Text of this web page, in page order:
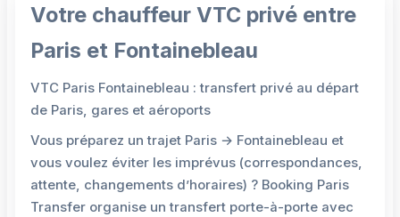
Votre chauffeur VTC privé entre
Paris et Fontainebleau
VTC Paris Fontainebleau : transfert privé au départ
de Paris, gares et aéroports
Vous préparez un trajet Paris → Fontainebleau et
vous voulez éviter les imprévus (correspondances,
attente, changements d’horaires) ? Booking Paris
Transfer organise un transfert porte-à-porte avec